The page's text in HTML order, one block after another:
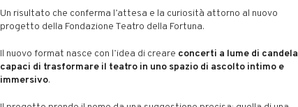
Un risultato che conferma l’attesa e la curiosità attorno al nuovo
progetto della Fondazione Teatro della Fortuna.
Il nuovo format nasce con l’idea di creare concerti a lume di candela
capaci di trasformare il teatro in uno spazio di ascolto intimo e
immersivo.